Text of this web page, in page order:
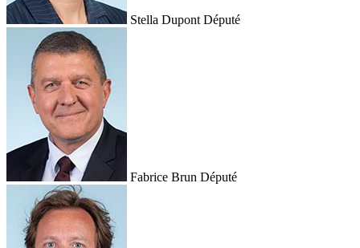
Stella Dupont Député
Fabrice Brun Député